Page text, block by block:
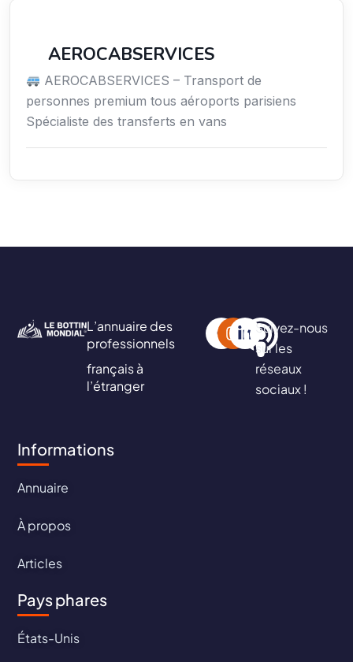
AEROCABSERVICES
AEROCABSERVICES – Transport de
personnes premium tous aéroports parisiens
Spécialiste des transferts en vans
L’annuaire des
professionnels
français à
l’étranger
Suivez-nous
sur les
réseaux
sociaux !
Informations
Annuaire
À propos
Articles
Pays phares
États-Unis